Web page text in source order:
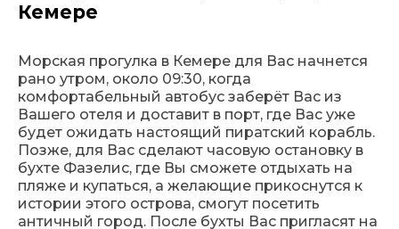
Кемере
Морская прогулка в Кемере для Вас начнется
рано утром, около 09:30, когда
комфортабельный автобус заберёт Вас из
Вашего отеля и доставит в порт, где Вас уже
будет ожидать настоящий пиратский корабль.
Позже, для Вас сделают часовую остановку в
бухте Фазелис, где Вы сможете отдыхать на
пляже и купаться, а желающие прикоснутся к
истории этого острова, смогут посетить
античный город. После бухты Вас пригласят на